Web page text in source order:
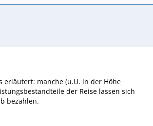
erläutert: manche (u.U. in der Höhe
der Reise lassen sich
bezahlen.